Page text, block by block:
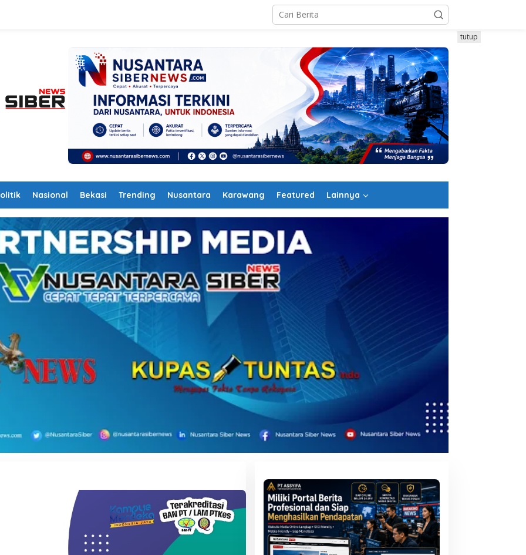
Nasional Bekasi Trending Nusantara Karawang Featured Lainnya
tutup